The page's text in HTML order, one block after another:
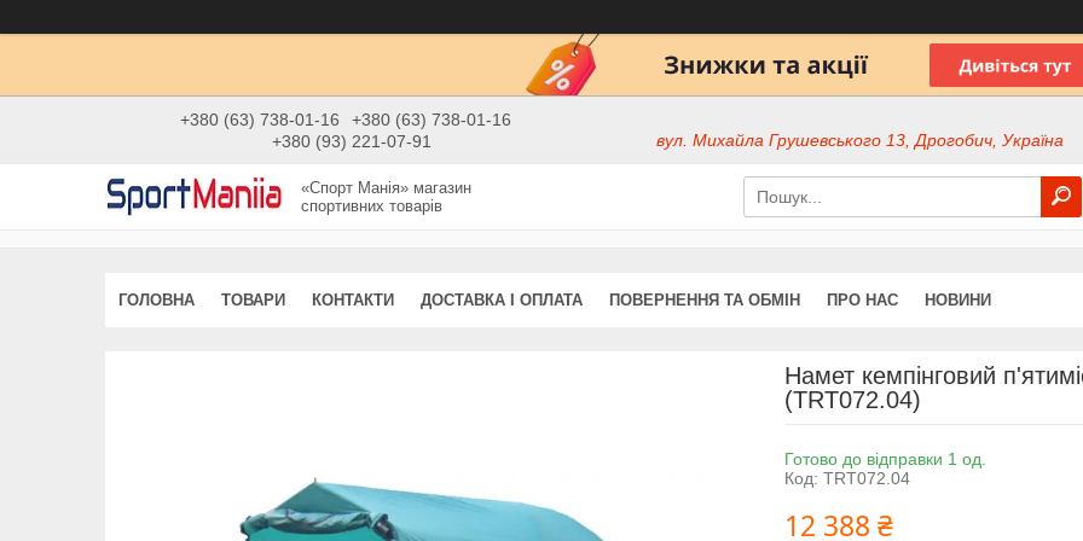
+380 (63) 738-01-16
+380 (63) 738-01-16
+380 (93) 221-07-91
вул. Михайла Грушевського 13, Дрогобич, Україна
«Спорт Манія» магазин
спортивних товарів
ГОЛОВНА ТОВАРИ КОНТАКТИ ДОСТАВКА І ОПЛАТА ПОВЕРНЕННЯ ТА ОБМІН ПРО НАС НОВИНИ
Намет кемпінговий
(TRT072.04)
Готово до відправки 1 од.
Код: TRT072.04
12 388 ₴